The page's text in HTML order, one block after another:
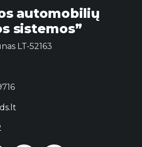
automobilių
sistemos”
LT-52163